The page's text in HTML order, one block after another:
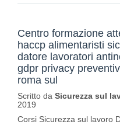
Centro formazione
haccp alimentaristi
datore lavoratori
gdpr privacy
roma sul
Scritto da Sicurezza sul
2019
Corsi Sicurezza sul lavoro